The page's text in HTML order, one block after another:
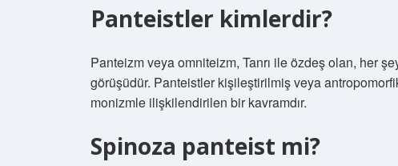
Panteistler kimlerdir?
Panteizm veya omniteizm, Tanrı ile özdeş olan, her
görüşüdür. Panteistler kişileştirilmiş veya
monizmle ilişkilendirilen bir kavramdır.
Spinoza panteist mi?